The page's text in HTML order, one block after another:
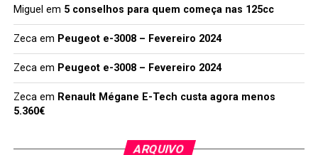
Miguel em 5 conselhos para quem começa nas 125cc
Zecaem Peugeot e-3008 – Fevereiro 2024
Zecaem Peugeot e-3008 – Fevereiro 2024
Zecaem Renault Mégane E-Tech custa agora menos
5.360€
ARQUIVO